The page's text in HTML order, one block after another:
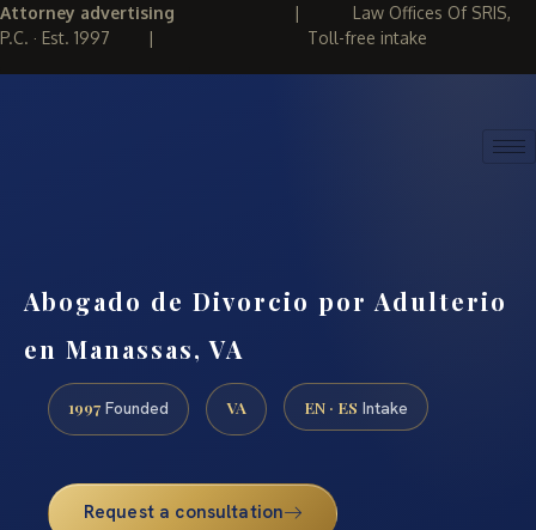
Attorney advertising | Law Offices Of SRIS,
P.C. · Est. 1997 | Toll-free intake
Abogado de Divorcio por Adulterio
en Manassas, VA
1997 Founded VA EN · ES Intake
Request a consultation